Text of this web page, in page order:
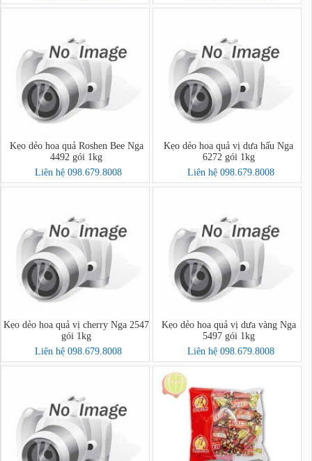
Kẹo dẻo hoa quả Roshen Bee Nga
4492 gói 1kg
Liên hệ 098.679.8008
Kẹo dẻo hoa quả vị dưa hấu Nga
6272 gói 1kg
Liên hệ 098.679.8008
Kẹo dẻo hoa quả vị cherry Nga 2547
gói 1kg
Liên hệ 098.679.8008
Kẹo dẻo hoa quả vị dưa vàng Nga
5497 gói 1kg
Liên hệ 098.679.8008